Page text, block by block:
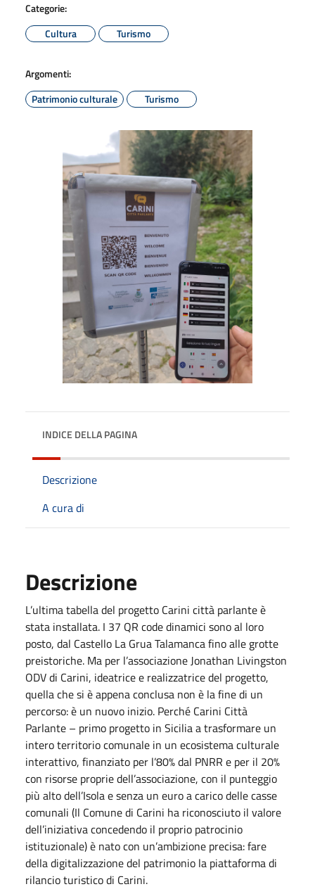
Categorie:
Cultura
Turismo
Argomenti:
Patrimonio culturale
Turismo
INDICE DELLA PAGINA
Descrizione
A cura di
Descrizione
L’ultima tabella del progetto Carini città parlante è
stata installata. I 37 QR code dinamici sono al loro
posto, dal Castello La Grua Talamanca fino alle grotte
preistoriche. Ma per l’associazione Jonathan Livingston
ODV di Carini, ideatrice e realizzatrice del progetto,
quella che si è appena conclusa non è la fine di un
percorso: è un nuovo inizio. Perché Carini Città
Parlante – primo progetto in Sicilia a trasformare un
intero territorio comunale in un ecosistema culturale
interattivo, finanziato per l’80% dal PNRR e per il 20%
con risorse proprie dell’associazione, con il punteggio
più alto dell’Isola e senza un euro a carico delle casse
comunali (Il Comune di Carini ha riconosciuto il valore
dell’iniziativa concedendo il proprio patrocinio
istituzionale) è nato con un’ambizione precisa: fare
della digitalizzazione del patrimonio la piattaforma di
rilancio turistico di Carini.